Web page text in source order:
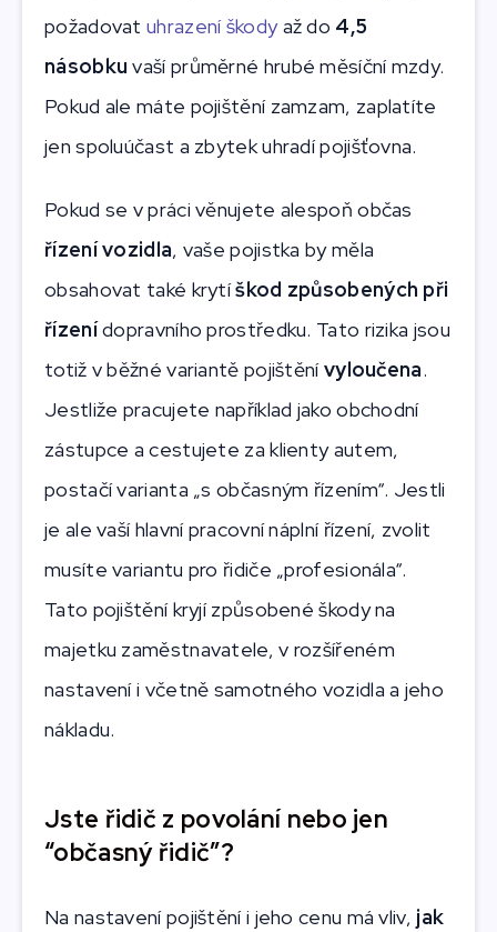
požadovat uhrazení škodyaž do 4,5
násobku vaší průměrné hrubé měsíční mzdy.
Pokud ale máte pojištění zamzam, zaplatíte
jen spoluúčast a zbytek uhradí pojišťovna.
Pokud se v práci věnujete alespoň občas
řízení vozidla, vaše pojistka by měla
obsahovat také krytíškod způsobených při
řízenídopravního prostředku. Tato rizika jsou
totiž v běžné variantě pojištěnívyloučena.
Jestliže pracujete například jako obchodní
zástupce a cestujete za klienty autem,
postačí varianta „s občasným řízením“. Jestli
je ale vaší hlavní pracovní náplní řízení, zvolit
musíte variantu pro řidiče „profesionála“.
Tato pojištění kryjí způsobené škody na
majetku zaměstnavatele, v rozšířeném
nastavení i včetně samotného vozidla a jeho
nákladu.
Jste řidič z povolání nebo jen
“občasný řidič”?
Na nastavení pojištění i jeho cenu má vliv, jak